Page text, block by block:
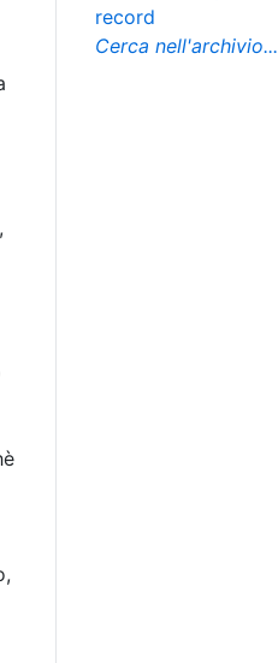
record
Cerca nell'archivio...